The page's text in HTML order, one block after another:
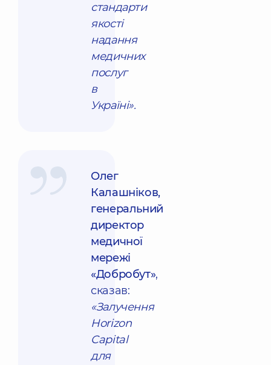
стандарти
якості
надання
медичних
послуг
в
Україні».
Олег
Калашніков,
генеральний
директор
медичної
мережі
«Добробут»,
сказав:
«Залучення
Horizon
Capital
для